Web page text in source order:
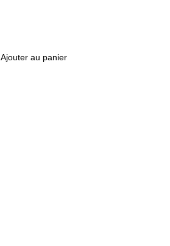
Ajouter au panier